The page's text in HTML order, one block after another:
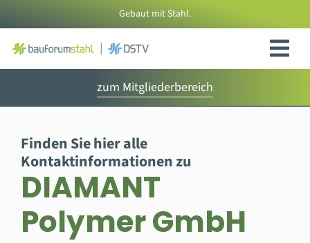
Inhalt
springen
Gebaut mit Stahl.
zum Mitgliederbereich
Finden Sie hier alle
Kontaktinformationen zu
DIAMANT
Polymer GmbH